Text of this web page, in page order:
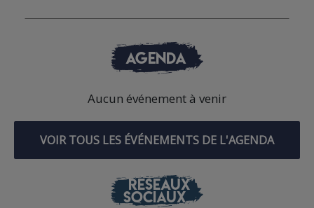
AGENDA
Aucun événement à venir
VOIR TOUS LES ÉVÉNEMENTS DE L'AGENDA
RÉSEAUX
SOCIAUX